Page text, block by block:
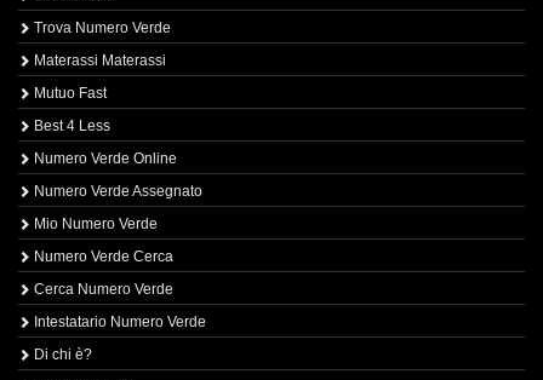
Trova Numero Verde
Materassi Materassi
Mutuo Fast
Best 4 Less
Numero Verde Online
Numero Verde Assegnato
Mio Numero Verde
Numero Verde Cerca
Cerca Numero Verde
Intestatario Numero Verde
Di chi è?